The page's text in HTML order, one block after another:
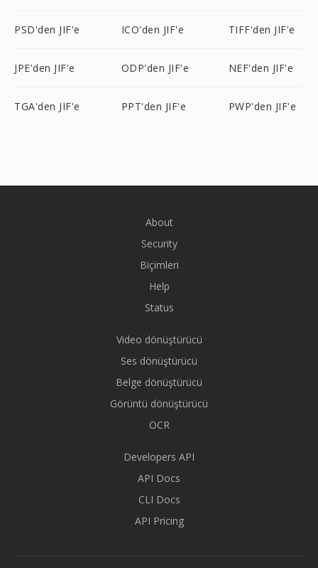
PSD'den JIF'e ICO'den JIF'e TIFF'den JIF'e
JPE'den JIF'e ODP'den JIF'e NEF'den JIF'e
TGA'den JIF'e PPT'den JIF'e PWP'den JIF'e
About
Security
Biçimleri
Help
Status
Video dönüştürücü
Ses dönüştürücü
Belge dönüştürücü
Görüntü dönüştürücü
OCR
Developers API
API Docs
CLI Docs
API Pricing